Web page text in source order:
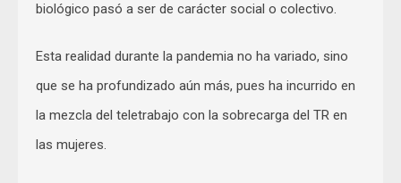
biológico pasó a ser de carácter social o colectivo.
Esta realidad durante la pandemia no ha variado, sino
que se ha profundizado aún más, pues ha incurrido en
la mezcla del teletrabajo con la sobrecarga del TR en
las mujeres.